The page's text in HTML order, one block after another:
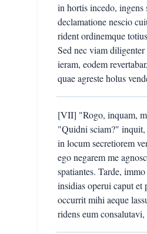
in hortis incedo, ingens
declamatione nescio
rident ordinemque
Sed nec viam
ieram, eodem
quae agreste holus
[VII] "Rogo, inquam,
"Quidni sciam?" inquit,
in locum secretiorem
ego negarem me
spatiantes. Tarde,
insidias operui caput et
occurrit mihi aeque
ridens eum